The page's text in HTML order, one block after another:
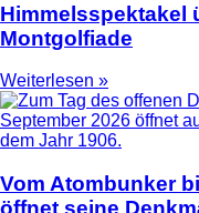
Himmelsspektakel
Montgolfiade
Weiterlesen »
Vom Atombunker
öffnet seine